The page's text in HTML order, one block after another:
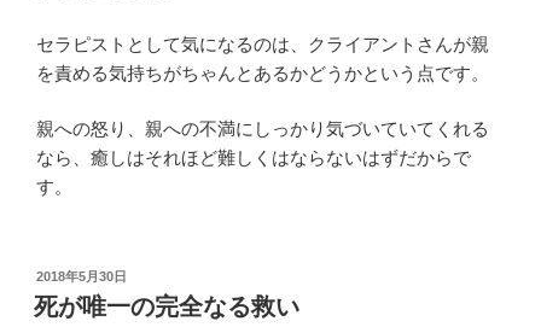
セラピストとして気になるのは、クライアントさんが親
を責める気持ちがちゃんとあるかどうかという点です。
親への怒り、親への不満にしっかり気づいていてくれる
なら、癒しはそれほど難しくはならないはずだからで
す。
投
稿
日:
2018年5月30日
死が唯一の完全なる救い